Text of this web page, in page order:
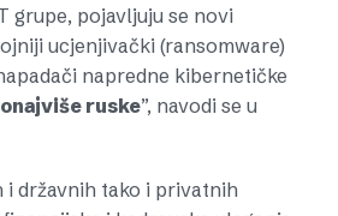
grupe, pojavljuju se novi
ucjenjivački (ransomware)
napredne kibernetičke
ruske”, navodi se u
i državnih tako i privatnih